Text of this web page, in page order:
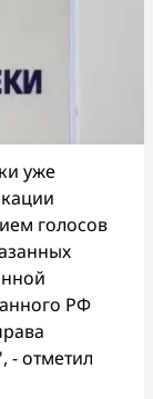
уже
голосов
РФ
- отметил